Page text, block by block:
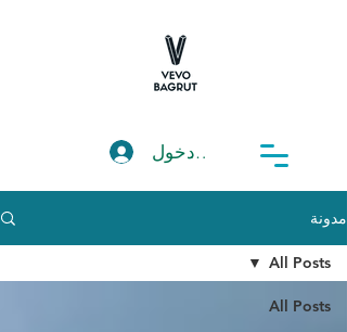
تسجيل دخول
مدونة
All Posts
All Posts